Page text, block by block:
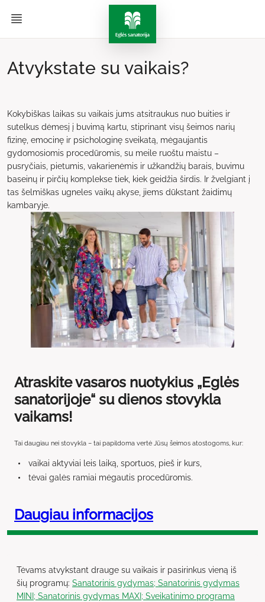
Atvykstate su vaikais?
Kokybiškas laikas su vaikais jums atsitraukus nuo buities ir
sutelkus dėmesį į buvimą kartu, stiprinant visų šeimos narių
fizinę, emocinę ir psichologinę sveikatą, mėgaujantis
gydomosiomis procedūromis, su meile ruoštu maistu –
pusryčiais, pietumis, vakarienėmis ir užkandžių barais, buvimu
baseinų ir pirčių komplekse tiek, kiek geidžia širdis. Ir žvelgiant į
tas šelmiškas ugneles vaikų akyse, jiems dūkstant žaidimų
kambaryje.
Atraskite vasaros nuotykius „Eglės
sanatorijoje“ su dienos stovykla
vaikams!
Tai daugiau nei stovykla – tai papildoma vertė Jūsų šeimos atostogoms, kur:
vaikai aktyviai leis laiką, sportuos, pieš ir kurs,
tėvai galės ramiai mėgautis procedūromis.
Daugiau informacijos
Tėvams atvykstant drauge su vaikais ir pasirinkus vieną iš
šių programų: Sanatorinis gydymas; Sanatorinis gydymas
MINI; Sanatorinis gydymas MAXI; Sveikatinimo programa